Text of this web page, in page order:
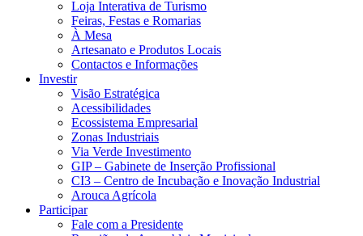
Loja Interativa de Turismo
Feiras, Festas e Romarias
À Mesa
Artesanato e Produtos Locais
Contactos e Informações
Investir
Visão Estratégica
Acessibilidades
Ecossistema Empresarial
Zonas Industriais
Via Verde Investimento
GIP – Gabinete de Inserção Profissional
CI3 – Centro de Incubação e Inovação Industrial
Arouca Agrícola
Participar
Fale com a Presidente